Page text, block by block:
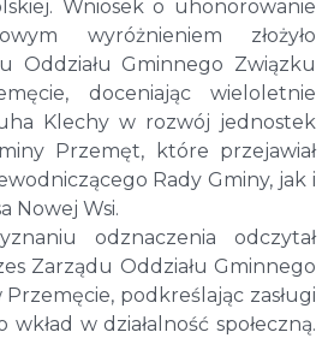
Wniosek o uhonorowanie
wyróżnieniem złożyło
Oddziału Gminnego Związku
doceniając wieloletnie
Klechy w rozwój jednostek
Przemęt, które przejawiał
Rady Gminy, jak i
Nowej Wsi.
odznaczenia odczytał
Zarządu Oddziału Gminnego
podkreślając zasługi
w działalność społeczną.